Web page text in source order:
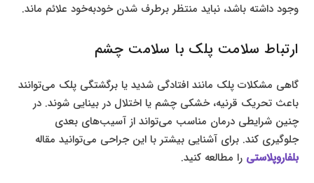
وجود داشته باشد، نباید منتظر برطرف شدن خودبه‌خود علائم ماند.
ارتباط سلامت پلک با سلامت چشم
گاهی مشکلات پلک مانند افتادگی شدید یا برگشتگی پلک می‌توانند
باعث تحریک قرنیه، خشکی چشم یا اختلال در بینایی شوند. در
چنین شرایطی درمان مناسب می‌تواند از آسیب‌های بعدی
جلوگیری کند. برای آشنایی بیشتر با این جراحی می‌توانید مقاله
بلفاروپلاستی را مطالعه کنید.